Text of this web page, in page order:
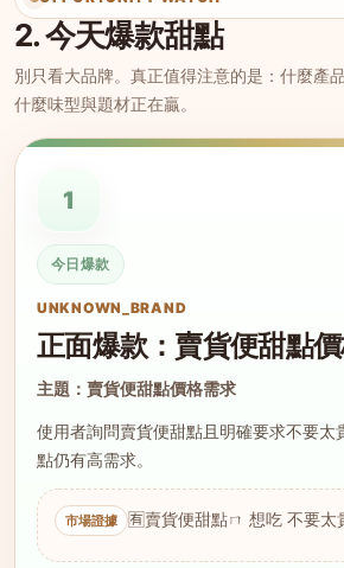
2. 今天爆款甜點
別只看大品牌。真正值得注意的是：什麼產
什麼味型與題材正在贏。
1
今日爆款
UNKNOWN_BRAND
正面爆款：賣貨便甜點
主題：賣貨便甜點價格需求
使用者詢問賣貨便甜點且明確要求不要太
點仍有高需求。
🈶賣貨便甜點ㄇ 想吃 不要太